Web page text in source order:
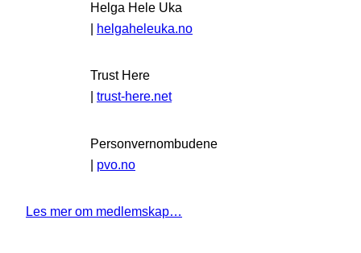
Helga Hele Uka
| helgaheleuka.no
Trust Here
| trust-here.net
Personvernombudene
| pvo.no
Les mer om medlemskap…